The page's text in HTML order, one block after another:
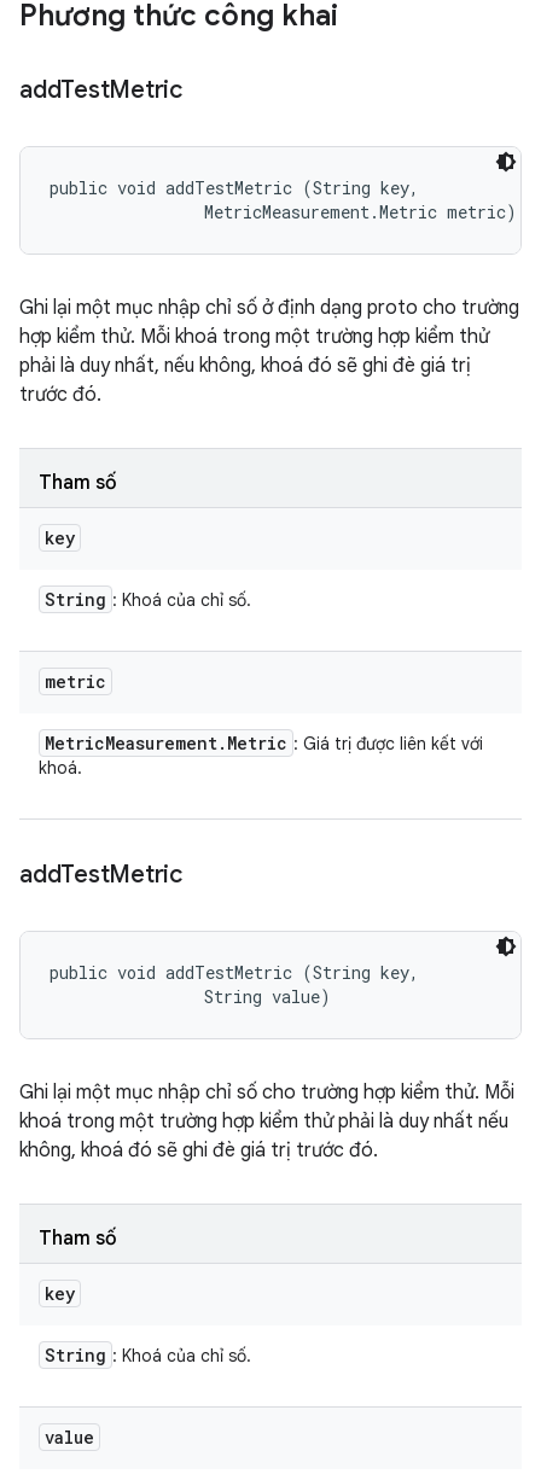
Phương thức công khai
addTestMetric
public void addTestMetric (String key,
                MetricMeasurement.Metric metric)
Ghi lại một mục nhập chỉ số ở định dạng proto cho trường
hợp kiểm thử. Mỗi khoá trong một trường hợp kiểm thử
phải là duy nhất, nếu không, khoá đó sẽ ghi đè giá trị
trước đó.
Tham số
key
String : Khoá của chỉ số.
metric
MetricMeasurement. Metric : Giá trị được liên kết với
khoá.
addTestMetric
public void addTestMetric (String key,
                String value)
Ghi lại một mục nhập chỉ số cho trường hợp kiểm thử. Mỗi
khoá trong một trường hợp kiểm thử phải là duy nhất nếu
không, khoá đó sẽ ghi đè giá trị trước đó.
Tham số
key
String : Khoá của chỉ số.
value